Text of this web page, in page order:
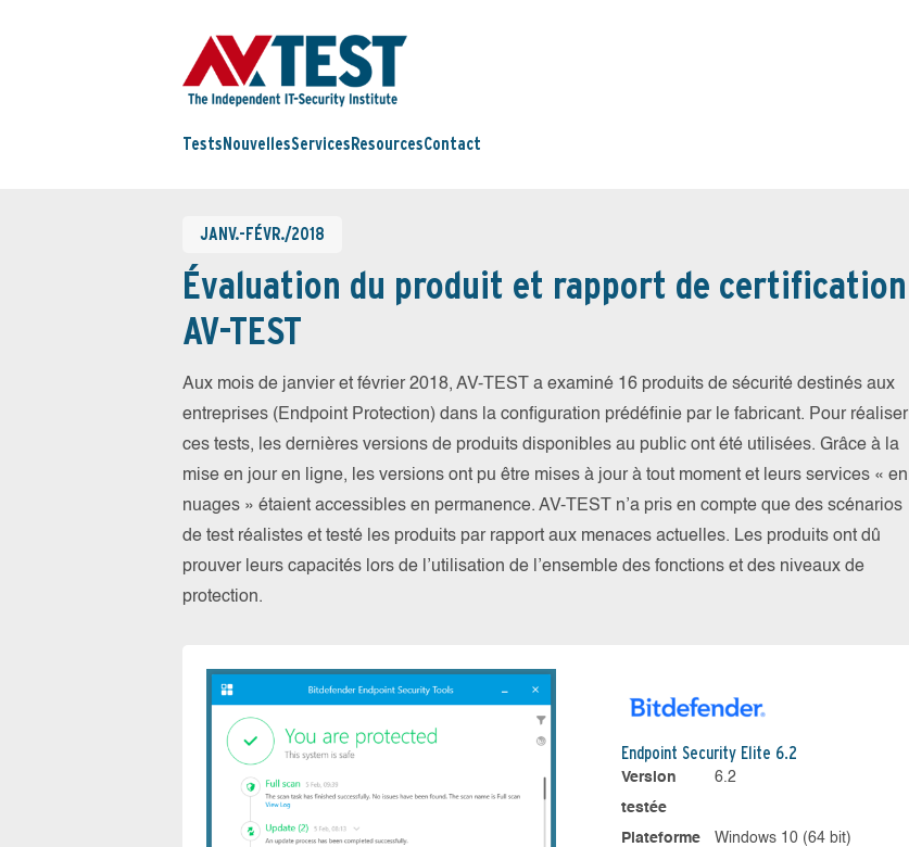
Tests NouvellesServices ResourcesContact
JANV.-FÉVR./2018
Évaluation du produit et rapport de certification
AV-TEST
Aux mois de janvier et février 2018, AV-TEST a examiné 16 produits de sécurité destinés aux
entreprises (Endpoint Protection) dans la configuration prédéfinie par le fabricant. Pour réaliser
ces tests, les dernières versions de produits disponibles au public ont été utilisées. Grâce à la
mise en jour en ligne, les versions ont pu être mises à jour à tout moment et leurs services « en
nuages » étaient accessibles en permanence. AV-TEST n’a pris en compte que des scénarios
de test réalistes et testé les produits par rapport aux menaces actuelles. Les produits ont dû
prouver leurs capacités lors de l’utilisation de l’ensemble des fonctions et des niveaux de
protection.
Endpoint Security Elite 6.2
Version
testée
6.2
Plateforme
Windows 10 (64 bit)